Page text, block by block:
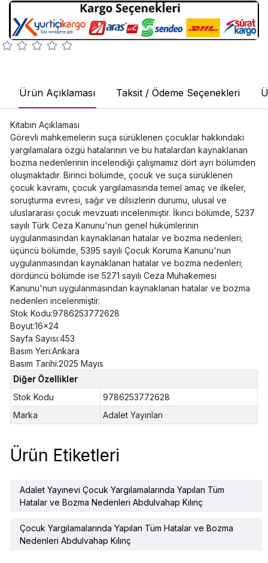
Ürün Açıklaması Taksit / Ödeme Seçenekleri
Kitabın Açıklaması
Görevli mahkemelerin suça sürüklenen çocuklar hakkındaki
yargılamalara özgü hatalarının ve bu hatalardan kaynaklanan
bozma nedenlerinin incelendiği çalışmamız dört ayrı bölümden
oluşmaktadır. Birinci bölümde, çocuk ve suça sürüklenen
çocuk kavramı, çocuk yargılamasında temel amaç ve ilkeler,
soruşturma evresi, sağır ve dilsizlerin durumu, ulusal ve
uluslararası çocuk mevzuatı incelenmiştir. İkinci bölümde, 5237
sayılı Türk Ceza Kanunu'nun genel hükümlerinin
uygulanmasından kaynaklanan hatalar ve bozma nedenleri;
üçüncü bölümde, 5395 sayılı Çocuk Koruma Kanunu'nun
uygulanmasından kaynaklanan hatalar ve bozma nedenleri;
dördüncü bölümde ise 5271 sayılı Ceza Muhakemesi
Kanunu'nun uygulanmasından kaynaklanan hatalar ve bozma
nedenleri incelenmiştir.
Stok Kodu:9786253772628
Boyut:16x24
Sayfa Sayısı:453
Basım Yeri:Ankara
Basım Tarihi:2025 Mayıs
Diğer Özellikler
Stok Kodu
9786253772628
Marka
Adalet Yayınları
Ürün Etiketleri
Adalet Yayınevi Çocuk Yargılamalarında Yapılan Tüm
Hatalar ve Bozma Nedenleri Abdulvahap Kılınç
Çocuk Yargılamalarında Yapılan Tüm Hatalar ve Bozma
Nedenleri Abdulvahap Kılınç